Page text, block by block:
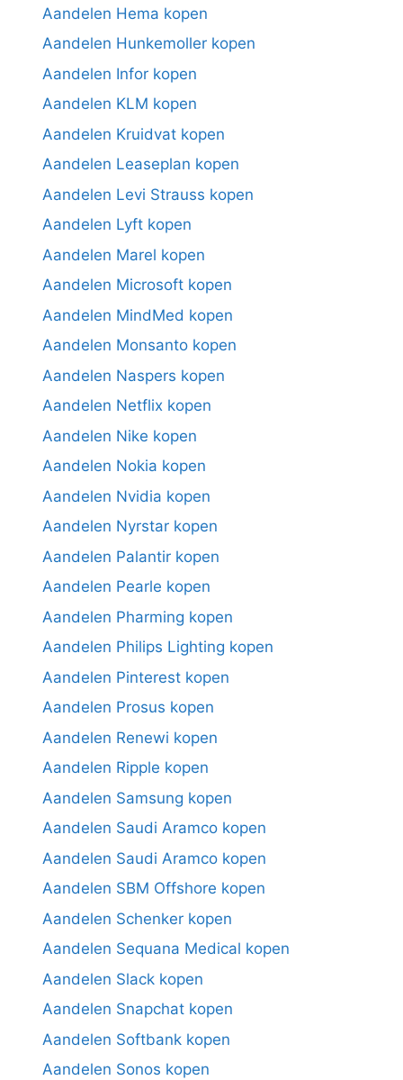
Aandelen Hema kopen
Aandelen Hunkemoller kopen
Aandelen Infor kopen
Aandelen KLM kopen
Aandelen Kruidvat kopen
Aandelen Leaseplan kopen
Aandelen Levi Strauss kopen
Aandelen Lyft kopen
Aandelen Marel kopen
Aandelen Microsoft kopen
Aandelen MindMed kopen
Aandelen Monsanto kopen
Aandelen Naspers kopen
Aandelen Netflix kopen
Aandelen Nike kopen
Aandelen Nokia kopen
Aandelen Nvidia kopen
Aandelen Nyrstar kopen
Aandelen Palantir kopen
Aandelen Pearle kopen
Aandelen Pharming kopen
Aandelen Philips Lighting kopen
Aandelen Pinterest kopen
Aandelen Prosus kopen
Aandelen Renewi kopen
Aandelen Ripple kopen
Aandelen Samsung kopen
Aandelen Saudi Aramco kopen
Aandelen Saudi Aramco kopen
Aandelen SBM Offshore kopen
Aandelen Schenker kopen
Aandelen Sequana Medical kopen
Aandelen Slack kopen
Aandelen Snapchat kopen
Aandelen Softbank kopen
Aandelen Sonos kopen